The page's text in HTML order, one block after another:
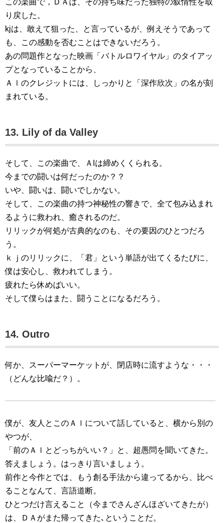
この楽曲で，ＤＡは、その持ち味だった独特の叙情性を取
り戻した。
kjは、敢えて狙った、と言っているが、例えそうであって
も、この感動を否むことはできないだろう。
あの問題作となった映画「バトルロワイヤル」のタイアッ
プとなっていることから、
Ａｌのクレジットには、しっかりと「深作欣次」の名が刻
まれている。
13. Lily of da Valley
そして、この楽曲で、Ａlは締めくくられる。
今までの闘いは何だったのか？？
いや、闘いは、闘いでしかない。
そして、この楽曲の持つ神秘性の響きで、全て包み込まれ
るように救われ、癒されるのだ。
リリックが何処が古典的なのも、その要因のひとつだろ
う。
ｋｊのリリックに、「君」という単語が出てくるたびに、
僕は安心し、救われてしまう。
疲れたら休めばいい。
そして僕らはまた、闘うことになるだろう。
14. Outro
何か、スーパーマーケットが、閉店時に流すような・・・
（どんな比喩だ？）。
僕が、友人とこのＡｌについて話していると、横から別の
やつが、
「前のＡｌとどっちがいい？」と、超愚問を聞いてきた。
答えましょう。はっきり言いましょう。
前作と今作とでは、もう創る手法から違ってるから、比べ
ることなんて、言語道断。
ひとつだけ言えること（今までさんざんほざいてきたが）
は、ＤＡがまた帰ってきた､ということだ。